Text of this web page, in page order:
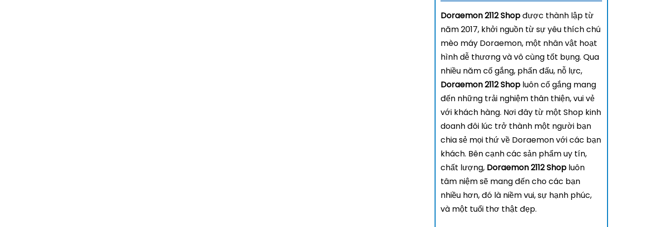
Doraemon 2112 Shopđược thành lập từ
năm 2017, khởi nguồn từ sự yêu thích chú
mèo máy Doraemon, một nhân vật hoạt
hình dễ thương và vô cùng tốt bụng. Qua
nhiều năm cố gắng, phấn đấu, nỗ lực,
Doraemon 2112 Shop luôn cố gắng mang
đến những trải nghiệm thân thiện, vui vẻ
với khách hàng. Nơi đây từ một Shop kinh
doanh đôi lúc trở thành một người bạn
chia sẻ mọi thứ về Doraemon với các bạn
khách. Bên cạnh các sản phẩm uy tín,
chất lượng, Doraemon 2112 Shop luôn
tâm niệm sẽ mang đến cho các bạn
nhiều hơn, đó là niềm vui, sự hạnh phúc,
và một tuổi thơ thật đẹp.